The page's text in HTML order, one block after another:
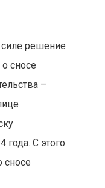
силе решение
сносе
–
года. С этого
сносе